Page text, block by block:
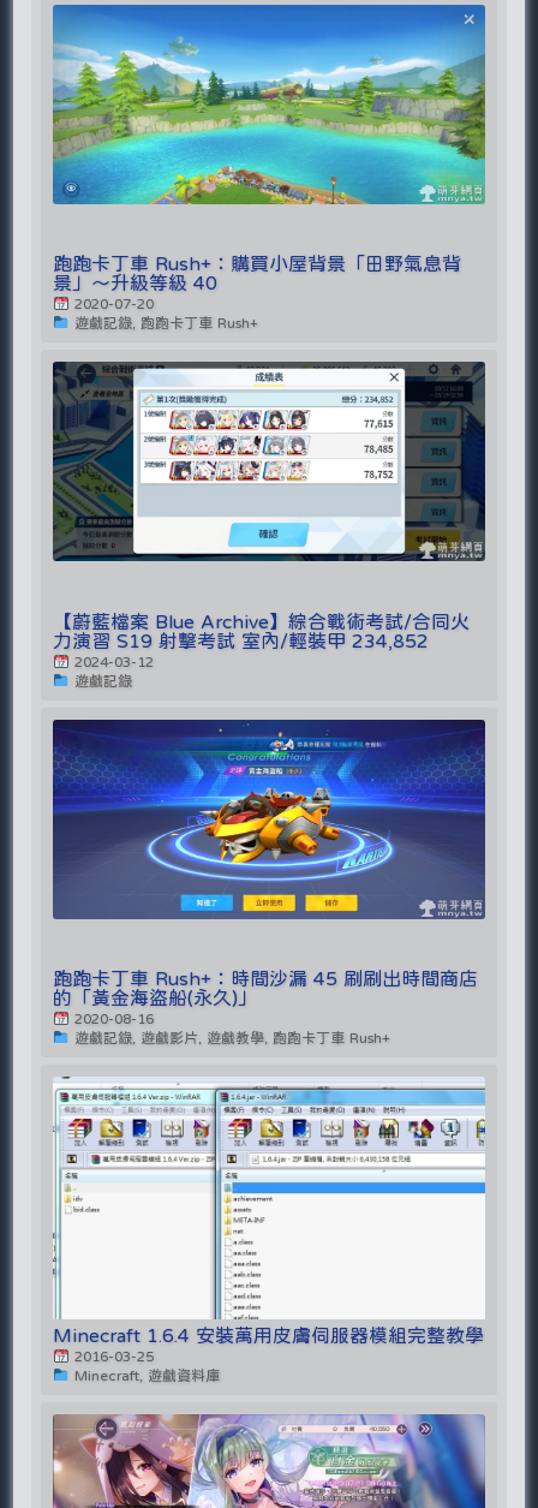
跑跑卡丁車 Rush+：購買小屋背景「田野氣息背
景」～升級等級 40
2020-07-20
遊戲記錄, 跑跑卡丁車 Rush+
【蔚藍檔案 Blue Archive】綜合戰術考試/合同火
力演習 S19 射擊考試 室內/輕裝甲 234,852
2024-03-12
遊戲記錄
跑跑卡丁車 Rush+：時間沙漏 45 刷刷出時間商店
的「黃金海盜船(永久)」
2020-08-16
遊戲記錄, 遊戲影片, 遊戲教學, 跑跑卡丁車 Rush+
Minecraft 1.6.4 安裝萬用皮膚伺服器模組完整教學
2016-03-25
Minecraft, 遊戲資料庫